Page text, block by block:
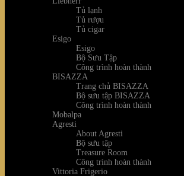
Tủ lạnh
Tủ rượu
Tủ cigar
Esigo
Esigo
Bộ Sưu Tập
Công trình hoàn thành
BISAZZA
Trang chủ BISAZZA
Bộ sưu tập BISAZZA
Công trình hoàn thành
Mobalpa
Agresti
About Agresti
Bộ sưu tập
Treasure Room
Công trình hoàn thành
Vittoria Frigerio